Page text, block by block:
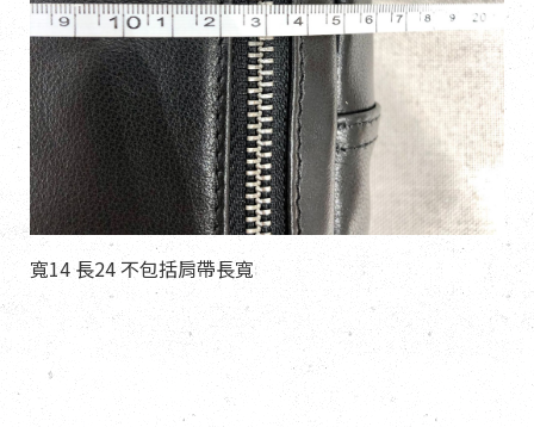
寬14 長24 不包括肩帶長寬